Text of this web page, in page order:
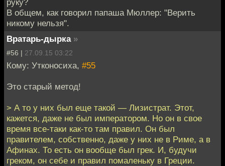
В общем, как говорил папаша Мюллер: "Верить
никому нельзя".
Вратарь-дырка »
#56 | 27.09.15 03:22
Кому: Утконосиха, #55
Это старый метод!
> А то у них был еще такой — Лизистрат. Этот,
кажется, даже не был императором. Но он в свое
время все-таки как-то там правил. Он был
правителем, собственно, даже у них не в Риме, а в
Афинах. То есть он вообще был грек. И, будучи
греком, он себе и правил помаленьку в Греции.